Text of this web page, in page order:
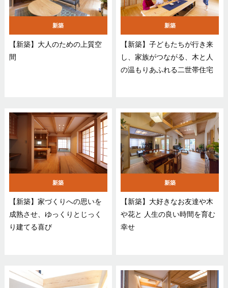
新築
【新築】大人のための上質空
間
新築
【新築】子どもたちが行き来
し、家族がつながる、木と人
の温もりあふれる二世帯住宅
新築
【新築】家づくりへの思いを
成熟させ、ゆっくりとじっく
り建てる喜び
新築
【新築】大好きなお友達や木
や花と 人生の良い時間を育む
幸せ